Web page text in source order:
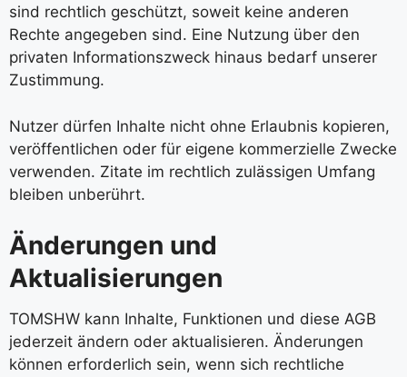
sind rechtlich geschützt, soweit keine anderen
Rechte angegeben sind. Eine Nutzung über den
privaten Informationszweck hinaus bedarf unserer
Zustimmung.
Nutzer dürfen Inhalte nicht ohne Erlaubnis kopieren,
veröffentlichen oder für eigene kommerzielle Zwecke
verwenden. Zitate im rechtlich zulässigen Umfang
bleiben unberührt.
Änderungen und
Aktualisierungen
TOMSHW kann Inhalte, Funktionen und diese AGB
jederzeit ändern oder aktualisieren. Änderungen
können erforderlich sein, wenn sich rechtliche